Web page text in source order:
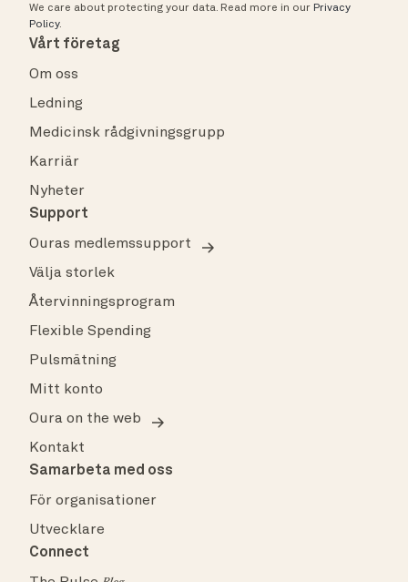
We care about protecting your data. Read more in our Privacy
Policy.
Vårt företag
Om oss
Ledning
Medicinsk rådgivningsgrupp
Karriär
Nyheter
Support
Ouras medlemssupport
Välja storlek
Återvinningsprogram
Flexible Spending
Pulsmätning
Mitt konto
Oura on the web
Kontakt
Samarbeta med oss
För organisationer
Utvecklare
Connect